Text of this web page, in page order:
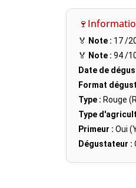
🏅 Note : 17/
🏅 Note : 94/
Date de
Format
Type : Rouge
Type
Primeur : Oui
Dégustateur :